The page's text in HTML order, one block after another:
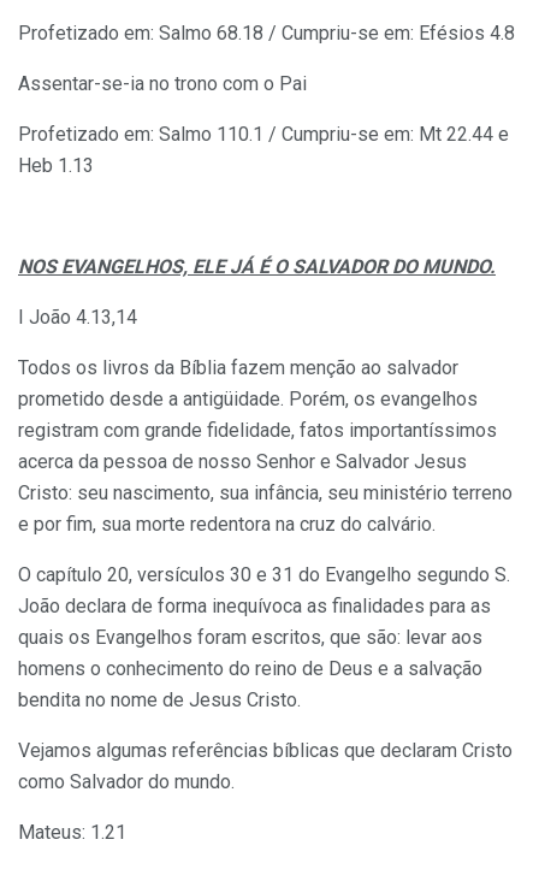
Profetizado em: Salmo 68.18 / Cumpriu-se em: Efésios 4.8
Assentar-se-ia no trono com o Pai
Profetizado em: Salmo 110.1 / Cumpriu-se em: Mt 22.44 e
Heb 1.13
NOS EVANGELHOS, ELE JÁ É O SALVADOR DO MUNDO.
I João 4.13,14
Todos os livros da Bíblia fazem menção ao salvador
prometido desde a antigüidade. Porém, os evangelhos
registram com grande fidelidade, fatos importantíssimos
acerca da pessoa de nosso Senhor e Salvador Jesus
Cristo: seu nascimento, sua infância, seu ministério terreno
e por fim, sua morte redentora na cruz do calvário.
O capítulo 20, versículos 30 e 31 do Evangelho segundo S.
João declara de forma inequívoca as finalidades para as
quais os Evangelhos foram escritos, que são: levar aos
homens o conhecimento do reino de Deus e a salvação
bendita no nome de Jesus Cristo.
Vejamos algumas referências bíblicas que declaram Cristo
como Salvador do mundo.
Mateus: 1.21